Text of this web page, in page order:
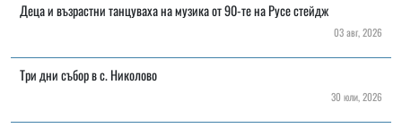
Деца и възрастни танцуваха на музика от 90-те на Русе стейдж
03 авг, 2026
Три дни събор в с. Николово
30 юли, 2026